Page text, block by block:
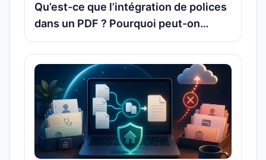
Qu’est-ce que l’intégration de polices
dans un PDF ? Pourquoi peut-on
parfois extraire les polices, et d’autres
fois seulement les reconnaître